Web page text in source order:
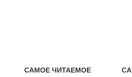
САМОЕ ЧИТАЕМОЕ